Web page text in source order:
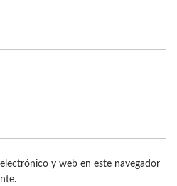
y web en este navegador